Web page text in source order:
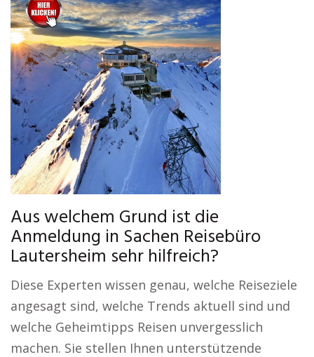
Aus welchem Grund ist die
Anmeldung in Sachen Reisebüro
Lautersheim sehr hilfreich?
Diese Experten wissen genau, welche Reiseziele
angesagt sind, welche Trends aktuell sind und
welche Geheimtipps Reisen unvergesslich
machen. Sie stellen Ihnen unterstützende